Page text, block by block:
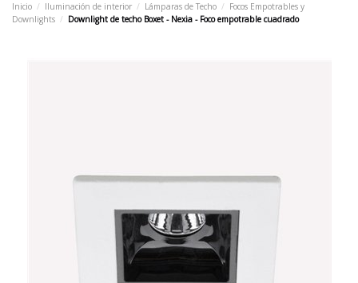
Inicio Iluminación de interior Lámparas de Techo
Focos Empotrables y
Downlights
Downlight de techo Boxet - Nexia - Foco empotrable cuadrado